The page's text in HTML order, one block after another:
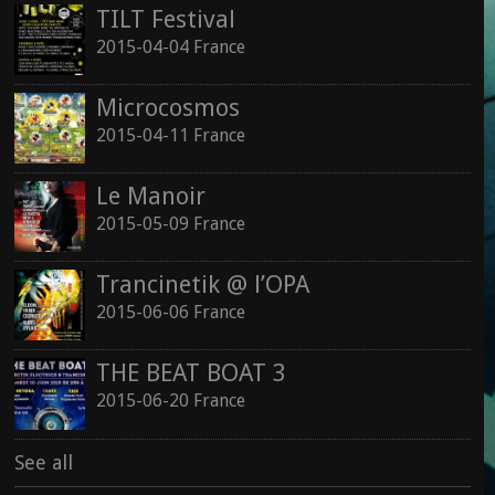
TILT Festival
2015-04-04 France
Microcosmos
2015-04-11 France
Le Manoir
2015-05-09 France
Trancinetik @ l’OPA
2015-06-06 France
THE BEAT BOAT 3
2015-06-20 France
See all